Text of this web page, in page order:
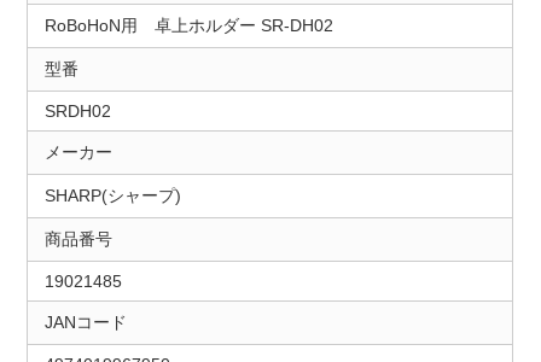
RoBoHoN用 卓上ホルダー SR-DH02
型番
SRDH02
メーカー
SHARP(シャープ)
商品番号
19021485
JANコード